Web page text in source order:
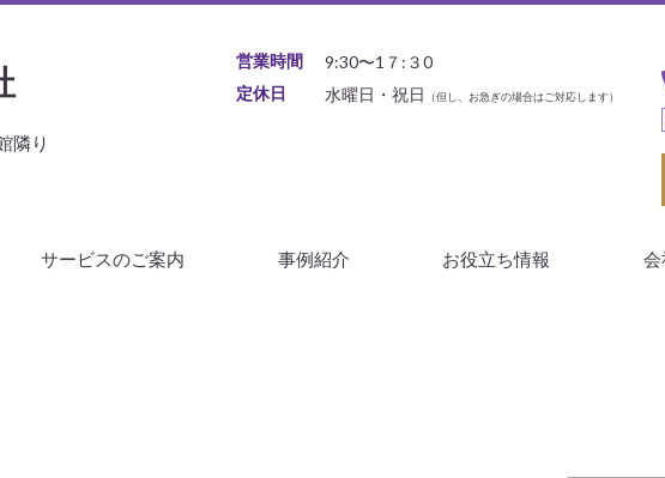
隣り
営業時間
9:30〜1７:３0
定休日
水曜日・祝日 （但し、お急ぎの場合はご対応します）
サービスのご案内 事例紹介 お役立ち情報